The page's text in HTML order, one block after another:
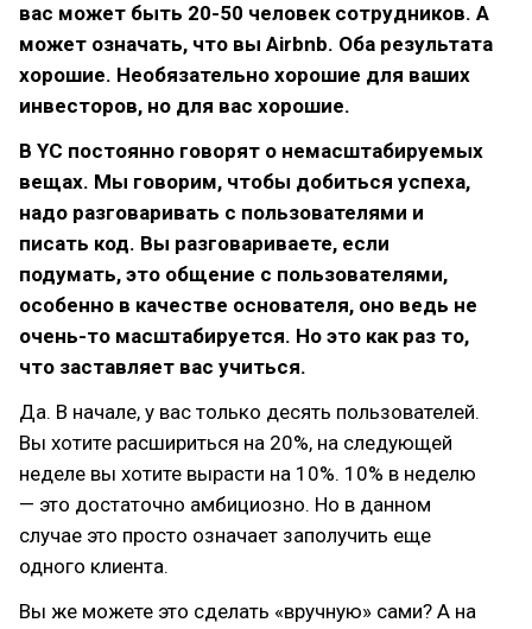
вас может быть 20-50 человек сотрудников. А
может означать, что вы Airbnb. Оба результата
хорошие. Необязательно хорошие для ваших
инвесторов, но для вас хорошие.
В YС постоянно говорят о немасштабируемых
вещах. Мы говорим, чтобы добиться успеха,
надо разговаривать с пользователями и
писать код. Вы разговариваете, если
подумать, это общение с пользователями,
особенно в качестве основателя, оно ведь не
очень-то масштабируется. Но это как раз то,
что заставляет вас учиться.
Да. В начале, у вас только десять пользователей.
Вы хотите расшириться на 20%, на следующей
неделе вы хотите вырасти на 10%. 10% в неделю
— это достаточно амбициозно. Но в данном
случае это просто означает заполучить еще
одного клиента.
Вы же можете это сделать «вручную» сами? А на